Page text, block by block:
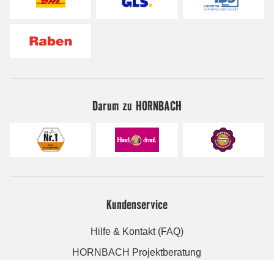
Darum zu HORNBACH
Kundenservice
Hilfe & Kontakt (FAQ)
HORNBACH Projektberatung